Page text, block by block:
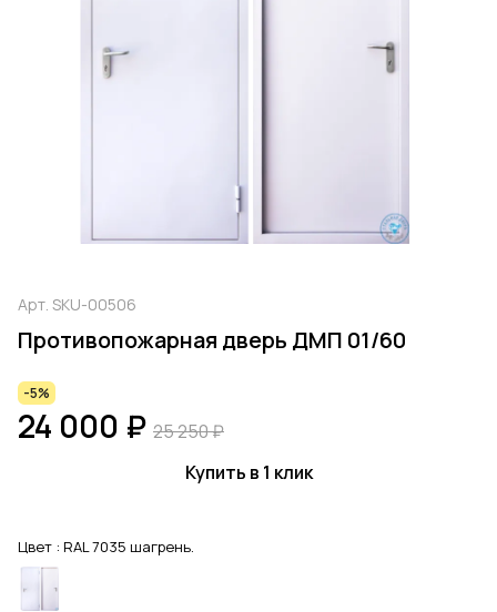
Арт. SKU-00506
Противопожарная дверь ДМП 01/60
-5%
24 000 ₽ 25 250 ₽
Купить в 1 клик
Цвет : RAL 7035 шагрень.